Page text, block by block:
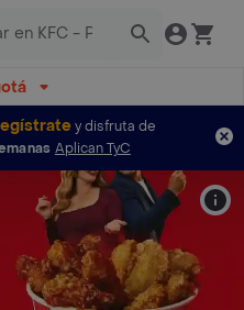
y disfruta de
Aplican TyC